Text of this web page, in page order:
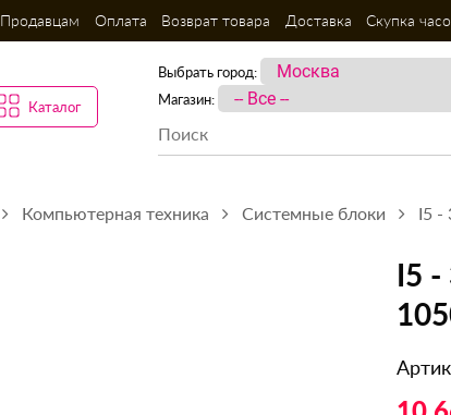
Продавцам Оплата Возврат товара Доставка Скупка
Каталог
Выбрать город:
Магазин:
Компьютерная техника Системные блоки I5 -
I5 -